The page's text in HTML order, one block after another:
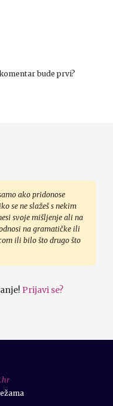
bude prvi?
ako pridonose
se ne slažeš s nekim
svoje mišljenje ali na
na gramatičke ili
ili bilo što drugo što
Prijavi se?